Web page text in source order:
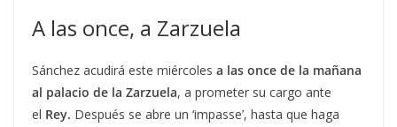
A las once, a Zarzuela
Sánchez acudirá este miércoles a las once de la mañana
al palacio de la Zarzuela, a prometer su cargo ante
el Rey. Después se abre un ‘impasse’, hasta que haga